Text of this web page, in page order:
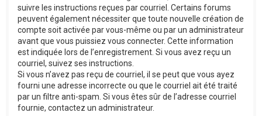
suivre les instructions reçues par courriel. Certains forums
peuvent également nécessiter que toute nouvelle création de
compte soit activée par vous-même ou par un administrateur
avant que vous puissiez vous connecter. Cette information
est indiquée lors de l’enregistrement. Si vous avez reçu un
courriel, suivez ses instructions.
Si vous n’avez pas reçu de courriel, il se peut que vous ayez
fourni une adresse incorrecte ou que le courriel ait été traité
par un filtre anti-spam. Si vous êtes sûr de l’adresse courriel
fournie, contactez un administrateur.